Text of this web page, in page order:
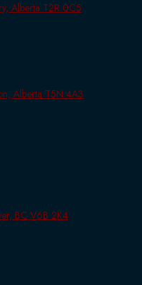
Alberta T2R 0C5
Alberta T5N 4A3
BC V6B 2K4